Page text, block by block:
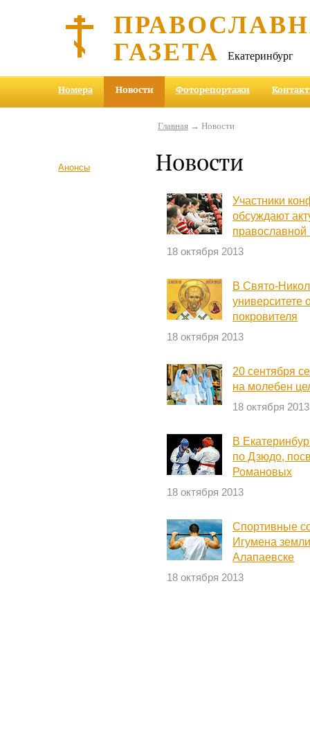
ГАЗЕТА Екатеринбург
Номера Новости Фоторепортажи
Анонсы
Главная→ Новости
Новости
Участники
обсуждают
православной
18 октября 2013
В Свято-
университете
покровителя
18 октября 2013
20 сентября
на молебен
18 октября 2013
В
по Дзюдо,
Романовых
18 октября 2013
Спортивные
Игумена
Алапаевске
18 октября 2013